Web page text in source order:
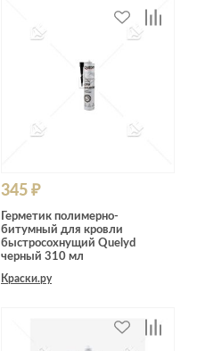
345 ₽
Герметик полимерно-
битумный для кровли
быстросохнущий Quelyd
черный 310 мл
Краски.ру